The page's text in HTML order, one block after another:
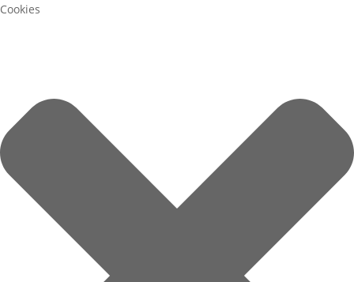
Cookies